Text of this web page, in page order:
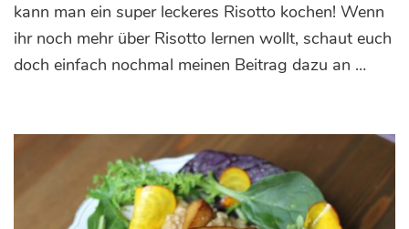
kann man ein super leckeres Risotto kochen! Wenn
ihr noch mehr über Risotto lernen wollt, schaut euch
doch einfach nochmal meinen Beitrag dazu an …